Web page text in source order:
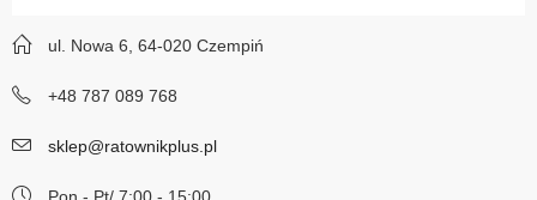
ul. Nowa 6, 64-020 Czempiń
+48 787 089 768
sklep@ratownikplus.pl